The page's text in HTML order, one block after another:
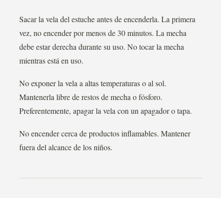
Sacar la vela del estuche antes de encenderla. La primera
vez, no encender por menos de 30 minutos. La mecha
debe estar derecha durante su uso. No tocar la mecha
mientras está en uso.
No exponer la vela a altas temperaturas o al sol.
Mantenerla libre de restos de mecha o fósforo.
Preferentemente, apagar la vela con un apagador o tapa.
No encender cerca de productos inflamables. Mantener
fuera del alcance de los niños.